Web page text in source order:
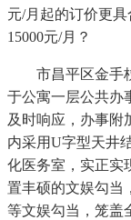
元/月起的订价更
15000元/月？
市昌平区金手杖
于公寓一层公共办
及时响应，办事附
内采用U字型天井
化医务室，实正实
置丰硕的文娱勾当
等文娱勾当，笼盖